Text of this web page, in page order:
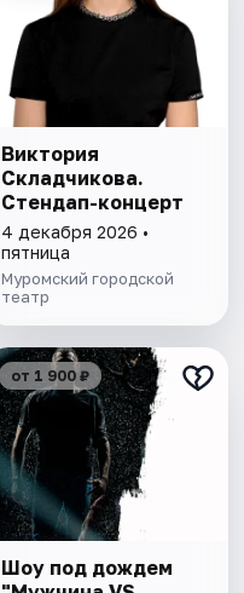
Виктория
Складчикова.
Стендап-концерт
4 декабря 2026 •
пятница
Муромский городской
театр
от 1 900 ₽
Шоу под дождем